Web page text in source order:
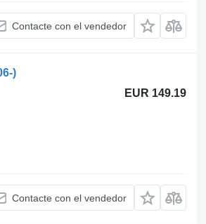
Contacte con el vendedor
)
EUR 149.19
Contacte con el vendedor